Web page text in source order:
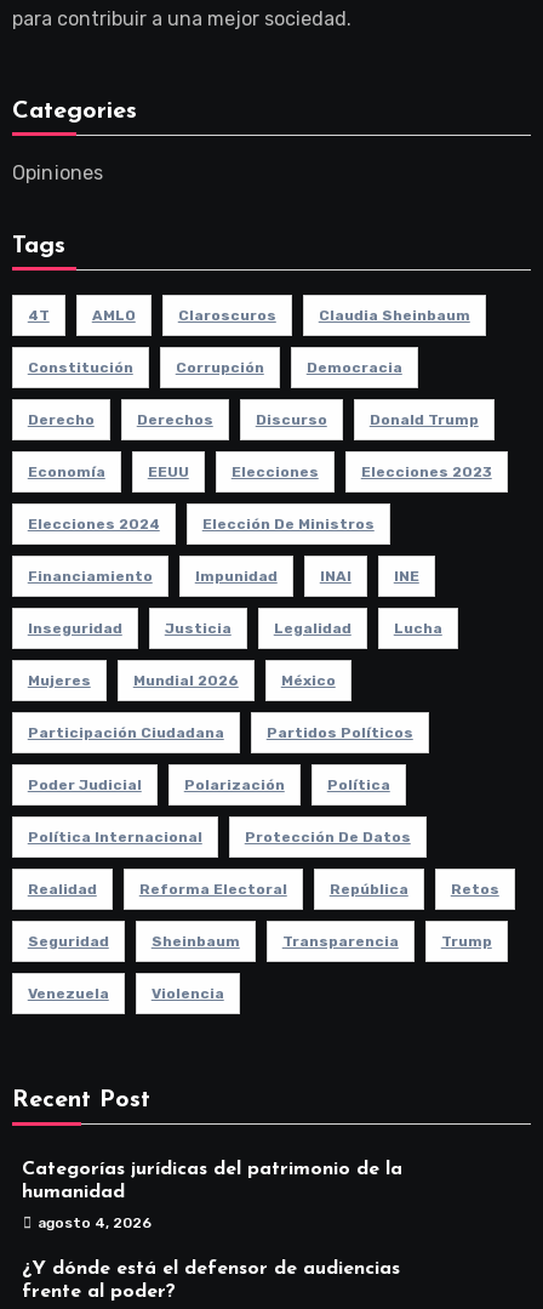
para contribuir a una mejor sociedad.
Categories
Opiniones
Tags
4T AMLO Claroscuros Claudia Sheinbaum
Constitución Corrupción Democracia
Derecho Derechos Discurso Donald Trump
Economía EEUU Elecciones Elecciones 2023
Elecciones 2024 Elección De Ministros
Financiamiento Impunidad INAI INE
Inseguridad Justicia Legalidad Lucha
Mujeres Mundial 2026 México
Participación Ciudadana Partidos Políticos
Poder Judicial Polarización Política
Política Internacional Protección De Datos
Realidad Reforma Electoral República Retos
Seguridad Sheinbaum Transparencia Trump
Venezuela Violencia
Recent Post
Categorías jurídicas del patrimonio de la
humanidad
agosto 4, 2026
¿Y dónde está el defensor de audiencias
frente al poder?